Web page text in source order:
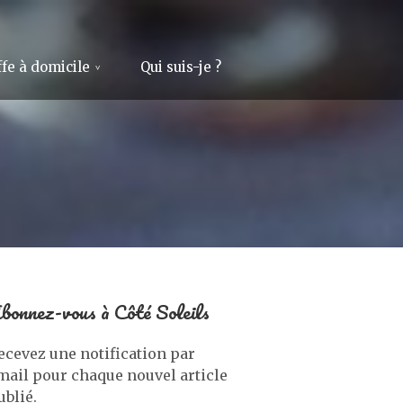
à domicile Qui suis-je ?
vous à Côté Soleils
une notification par
pour chaque nouvel article